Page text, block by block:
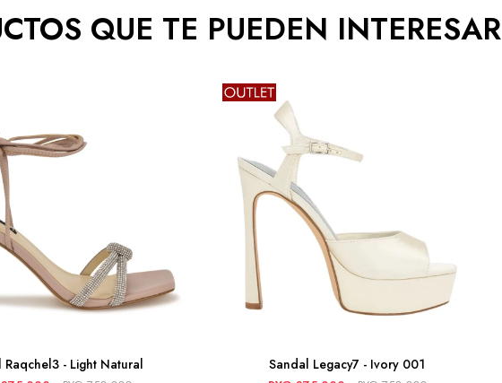
QUE TE PUEDEN INTERESAR
Raqchel3 - Light Natural Sandal Legacy7 - Ivory 001